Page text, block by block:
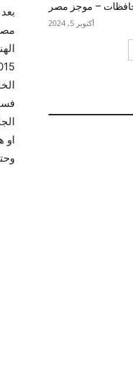
وحتي 62
أكتوبر 5, 2024